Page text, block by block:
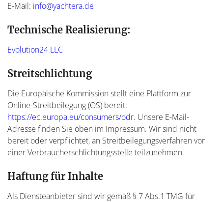
E-Mail: info@yachtera.de
Technische Realisierung:
Evolution24 LLC
Streitschlichtung
Die Europäische Kommission stellt eine Plattform zur
Online-Streitbeilegung (OS) bereit:
https://ec.europa.eu/consumers/odr. Unsere E-Mail-
Adresse finden Sie oben im Impressum. Wir sind nicht
bereit oder verpflichtet, an Streitbeilegungsverfahren vor
einer Verbraucherschlichtungsstelle teilzunehmen.
Haftung für Inhalte
Als Diensteanbieter sind wir gemäß § 7 Abs.1 TMG für